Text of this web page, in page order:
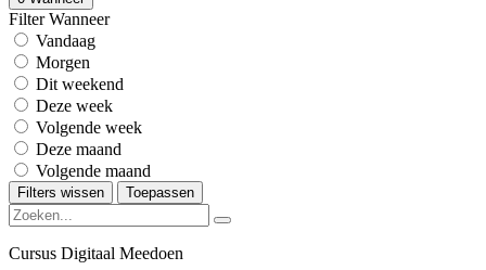
Filter Wanneer
Vandaag
Morgen
Dit weekend
Deze week
Volgende week
Deze maand
Volgende maand
Filters wissen Toepassen
Cursus Digitaal Meedoen